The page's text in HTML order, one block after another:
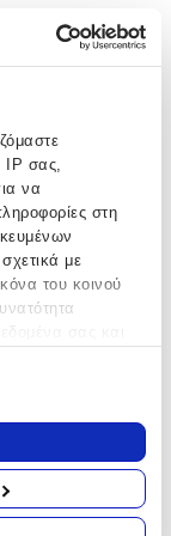
IP σας,
να
στη
με
του κοινού
τη γεωγραφική
σε
ενεργά
αποτύπωμα)